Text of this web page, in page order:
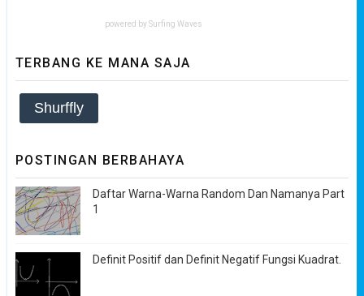
powered by Surfing Waves
TERBANG KE MANA SAJA
Shurffly
POSTINGAN BERBAHAYA
Daftar Warna-Warna Random Dan Namanya Part
1
Definit Positif dan Definit Negatif Fungsi Kuadrat.